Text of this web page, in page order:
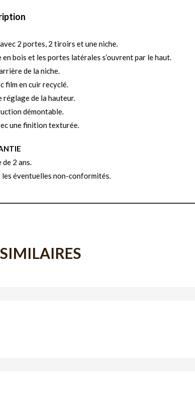
2 portes, 2 tiroirs et une niche.
bois et les portes latérales s’ouvrent par le haut.
de la niche.
film en cuir recyclé.
réglage de la hauteur.
démontable.
une finition texturée.
2 ans.
éventuelles non-conformités.